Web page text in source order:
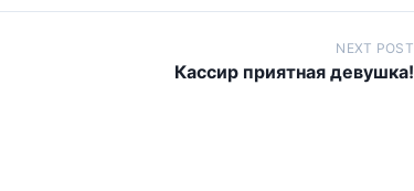
NEXT POST
Кассир приятная девушка!